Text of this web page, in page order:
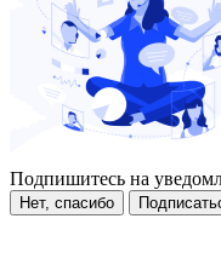
Подпишитесь на
Нет, спасибо